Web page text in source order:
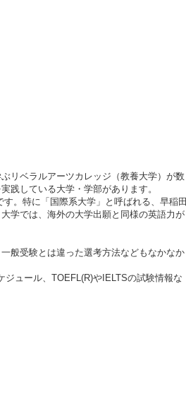
リベラルアーツカレッジ（教養大学）が数
践している大学・学部があります。
。特に「国際系大学」と呼ばれる、早稲田
学では、海外の大学出願と同様の英語力が
般受験とは違った選考方法などもなかなか
ュール、TOEFL(R)やIELTSの試験情報な